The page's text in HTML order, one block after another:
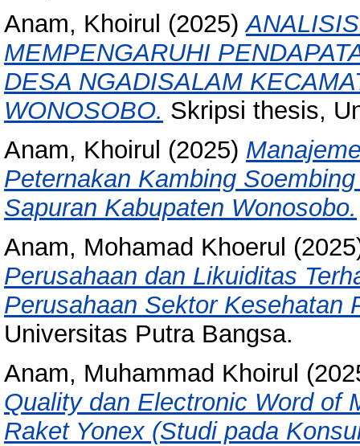
Anam, Khoirul (2025)
MEMPENGARUHI
DESA NGADISALAM
WONOSOBO. Skripsi thesis,
Anam, Khoirul (2025)
Peternakan Kambing
Sapuran Kabupaten Wonosobo.
Anam, Mohamad Khoerul
Perusahaan dan Likuiditas
Perusahaan Sektor Kesehatan
Universitas Putra Bangsa.
Anam, Muhammad Khoirul
Quality dan Electronic Word of
Raket Yonex (Studi pada